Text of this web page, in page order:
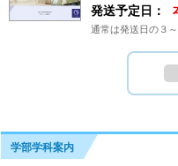
発送予定日：
通常は発送日の３
学部学科案内